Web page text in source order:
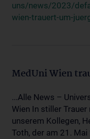
uns/news/2023/
wien-trauert-um-
MedUni Wien
...Alle News –
Wien In stiller
unserem Kollegen,
Toth, der am 21.